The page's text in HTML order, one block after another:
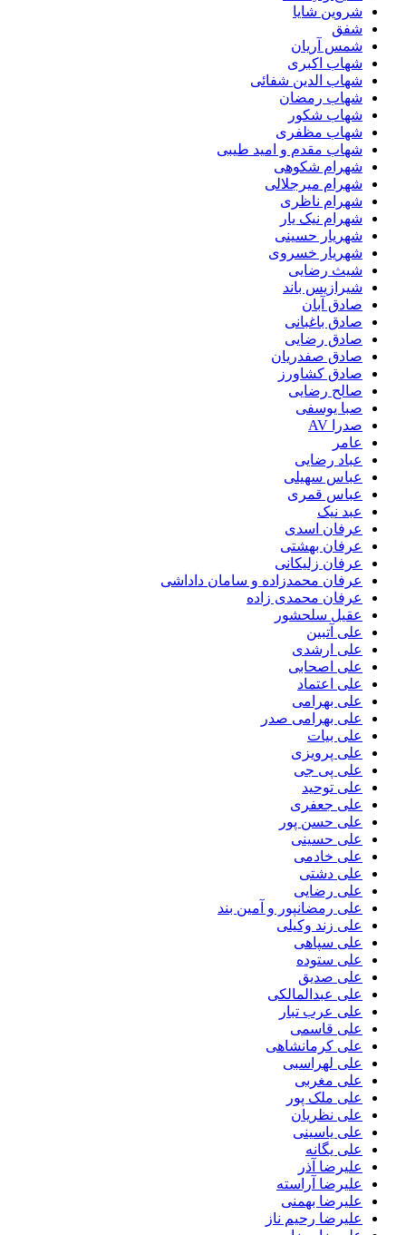
شروین شایا
شفق
شمس آریان
شهاب اکبری
شهاب الدین شفائی
شهاب رمضان
شهاب شکور
شهاب مظفری
شهاب مقدم و امید طیبی
شهرام شکوهی
شهرام میرجلالی
شهرام ناظری
شهرام نیک یار
شهریار حسینی
شهریار خسروی
شیث رضایی
شیرازیس باند
صادق آبان
صادق باغبانی
صادق رضایی
صادق صفدریان
صادق کشاورز
صالح رضایی
صبا یوسفی
صدرا AV
عامر
عباد رضایی
عباس سهیلی
عباس قمری
عبد نیک
عرفان اسدی
عرفان بهشتی
عرفان زلیکانی
عرفان محمدزاده و سامان داداشی
عرفان محمدی زاده
عقیل سلحشور
علی آتبین
علی ارشدی
علی اصحابی
علی اعتماد
علی بهرامی
علی بهرامی صدر
علی بیات
علی پرویزی
علی پی جی
علی توحید
علی جعفری
علی حسن پور
علی حسینی
علی خادمی
علی دشتی
علی رضایی
علی رمضانپور و آمین بند
علی زند وکیلی
علی سپاهی
علی ستوده
علی صدیق
علی عبدالمالکی
علی عرب تبار
علی قاسمی
علی کرمانشاهی
علی لهراسبی
علی مغربی
علی ملک پور
علی نظریان
علی یاسینی
علی یگانه
علیرضا آذر
علیرضا آراسته
علیرضا بهمنی
علیرضا رحیم ناز